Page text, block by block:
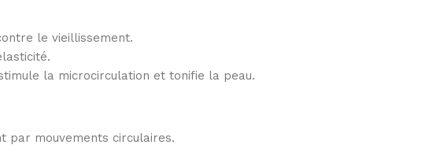
le vieillissement.
la microcirculation et tonifie la peau.
par mouvements circulaires.